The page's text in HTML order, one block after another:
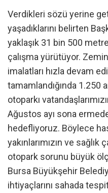
Verdikleri sözü yerine
yaşadıklarını belirten
yaklaşık 31 bin 500
çalışma yürütüyor. Zemin
imalatları hızla devam
tamamlandığında 1.250
otoparkı
Ağustos ayı sona
hedefliyoruz. Böylece
yakınlarımızın ve sağlık
otopark sorunu büyük
Bursa Büyükşehir
ihtiyaçlarını sahada